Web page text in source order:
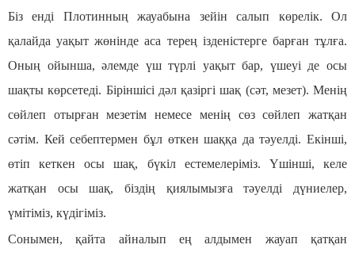
Біз енді Плотинның жауабына зейін салып көрелік. Ол
қалайда уақыт жөнінде аса терең ізденістерге барған тұлға.
Оның ойынша, әлемде үш түрлі уақыт бар, үшеуі де осы
шақты көрсетеді. Біріншісі дәл қазіргі шақ (сәт, мезет). Менің
сөйлеп отырған мезетім немесе менің сөз сөйлеп жатқан
сәтім. Кей себептермен бұл өткен шаққа да тәуелді. Екінші,
өтіп кеткен осы шақ, бүкіл естемелеріміз. Үшінші, келе
жатқан осы шақ, біздің қиялымызға тәуелді дүниелер,
үмітіміз, күдігіміз.
Сонымен, қайта айналып ең алдымен жауап қатқан